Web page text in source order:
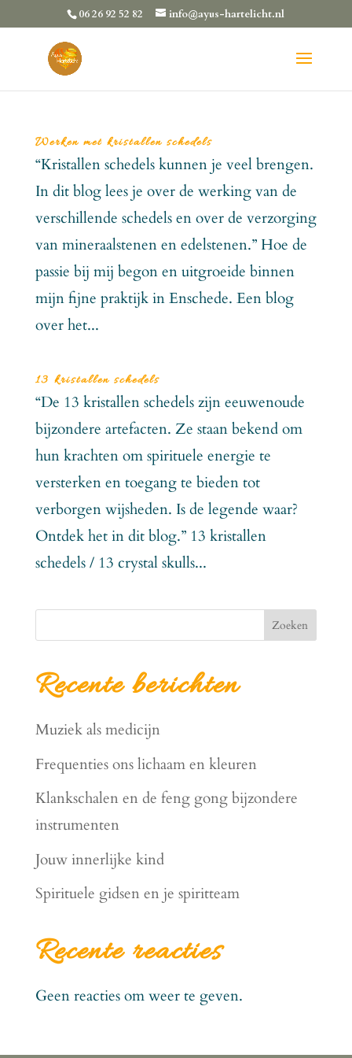
06 26 92 52 82 info@ayus-hartelicht.nl
Werken met kristallen schedels
“Kristallen schedels kunnen je veel brengen.
In dit blog lees je over de werking van de
verschillende schedels en over de verzorging
van mineraalstenen en edelstenen.” Hoe de
passie bij mij begon en uitgroeide binnen
mijn fijne praktijk in Enschede. Een blog
over het...
13 kristallen schedels
“De 13 kristallen schedels zijn eeuwenoude
bijzondere artefacten. Ze staan bekend om
hun krachten om spirituele energie te
versterken en toegang te bieden tot
verborgen wijsheden. Is de legende waar?
Ontdek het in dit blog.” 13 kristallen
schedels / 13 crystal skulls...
Zoeken
Recente berichten
Muziek als medicijn
Frequenties ons lichaam en kleuren
Klankschalen en de feng gong bijzondere
instrumenten
Jouw innerlijke kind
Spirituele gidsen en je spiritteam
Recente reacties
Geen reacties om weer te geven.